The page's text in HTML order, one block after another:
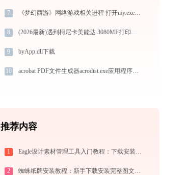
7 《梦幻西游》网络游戏相关进程 打开my.exe找不到lgbeankey.dll怎么办
8 (2026最新)遇到柯尼卡美能达 3080MF打印机驱动问题？这里有最全的下载及安装指导
9 byApp.dll下载
10 acrobat PDF文件生成器acrodist.exe应用程序错误0xc0000006解决方法
推荐内容
1 Eagle设计素材管理工具入门教程：下载安装与核心功能详解
2 蜘蛛纸牌安装教程：新手下载安装完整图文指南